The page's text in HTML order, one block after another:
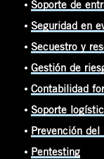
⦁ Soporte de
⦁ Seguridad en
⦁ Secuestro y
⦁Gestión de
⦁Contabilidad
⦁ Soporte
⦁ Prevención
⦁ Pentesting